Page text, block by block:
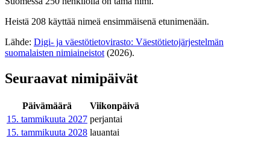
Heistä 208 käyttää nimeä ensimmäisenä etunimenään.
Lähde: Digi- ja väestötietovirasto: Väestötietojärjestelmän
suomalaisten nimiaineistot (2026).
Seuraavat nimipäivät
Päivämäärä
Viikonpäivä
15. tammikuuta 2027 perjantai
15. tammikuuta 2028 lauantai